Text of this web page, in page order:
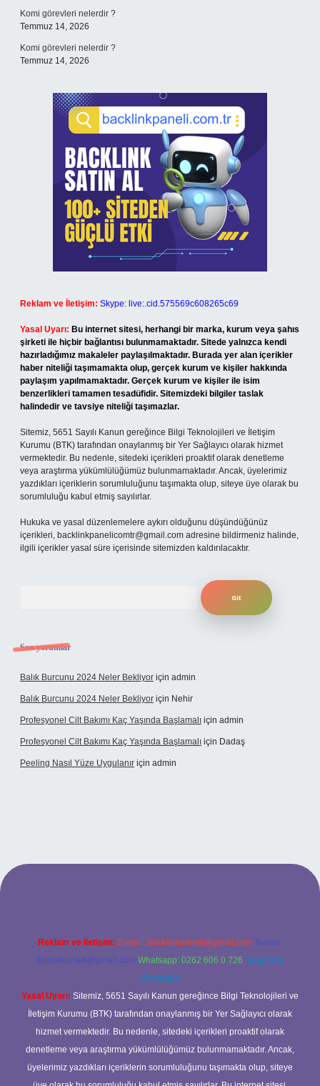
Komi görevleri nelerdir ?
Temmuz 14, 2026
Komi görevleri nelerdir ?
Temmuz 14, 2026
Reklam ve İletişim: Skype: live:.cid.575569c608265c69
Yasal Uyarı: Bu internet sitesi, herhangi bir marka, kurum veya şahıs
şirketi ile hiçbir bağlantısı bulunmamaktadır. Sitede yalnızca kendi
hazırladığımız makaleler paylaşılmaktadır. Burada yer alan içerikler
haber niteliği taşımamakta olup, gerçek kurum ve kişiler hakkında
paylaşım yapılmamaktadır. Gerçek kurum ve kişiler ile isim
benzerlikleri tamamen tesadüfidir. Sitemizdeki bilgiler taslak
halindedir ve tavsiye niteliği taşımazlar.
Sitemiz, 5651 Sayılı Kanun gereğince Bilgi Teknolojileri ve İletişim
Kurumu (BTK) tarafından onaylanmış bir Yer Sağlayıcı olarak hizmet
vermektedir. Bu nedenle, sitedeki içerikleri proaktif olarak denetleme
veya araştırma yükümlülüğümüz bulunmamaktadır. Ancak, üyelerimiz
yazdıkları içeriklerin sorumluluğunu taşımakta olup, siteye üye olarak bu
sorumluluğu kabul etmiş sayılırlar.
Hukuka ve yasal düzenlemelere aykırı olduğunu düşündüğünüz
içerikleri, backlinkpanelicomtr@gmail.com adresine bildirmeniz halinde,
ilgili içerikler yasal süre içerisinde sitemizden kaldırılacaktır.
Son yorumlar
Balık Burcunu 2024 Neler Bekliyor için admin
Balık Burcunu 2024 Neler Bekliyor için Nehir
Profesyonel Cilt Bakımı Kaç Yaşında Başlamalı için admin
Profesyonel Cilt Bakımı Kaç Yaşında Başlamalı için Dadaş
Peeling Nasıl Yüze Uygulanır için admin
Reklam ve İletişim: E-mail: backlinkpaneli@gmail.com Teams:
forumhizmeti@gmail.com Whatsapp: 0262 606 0 726 Telegram:
@karabul
Yasal Uyarı: Sitemiz, 5651 Sayılı Kanun gereğince Bilgi Teknolojileri ve
İletişim Kurumu (BTK) tarafından onaylanmış bir Yer Sağlayıcı olarak
hizmet vermektedir. Bu nedenle, sitedeki içerikleri proaktif olarak
denetleme veya araştırma yükümlülüğümüz bulunmamaktadır. Ancak,
üyelerimiz yazdıkları içeriklerin sorumluluğunu taşımakta olup, siteye